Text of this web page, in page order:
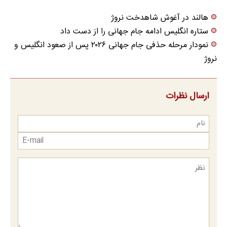
هالند در آغوش شاهدخت نروژ
ستاره انگلیس ادامه جام جهانی را از دست داد
نمودار مرحله حذفی جام جهانی ۲۰۲۶ پس از صعود انگلیس و
نروژ
ارسال نظرات